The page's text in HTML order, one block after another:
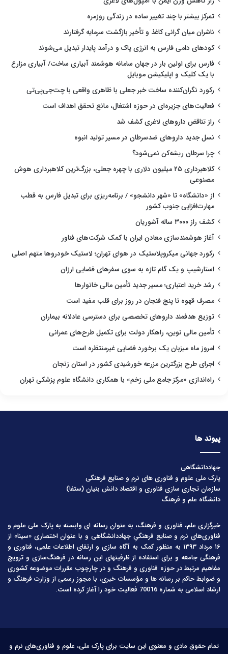
تمرکز بیشتر با چند تغییر ساده در زندگی روزمره
ناشران میان گرانی کاغذ و تأخیر بازگشت سرمایه گرفتارند
کودهای دامی فارس به انرژی پاک و درآمد پایدار تبدیل می‌شوند
فارس برای اولین بار در جهان سامانه هوشمند آبیاری ساخت/ آبیاری مزارع
با یک کلیک و اپلیکیشن موبایل
رکورد نگران‌کننده ساخت خبر جعلی با ظاهری واقعی با چت‌جی‌پی‌تی
فعالیت‌های جزیره‌ای در حوزه اشتغال، مانع تحقق اهداف است
راز تناقض داروهای لاغری کشف شد
نسل جدید داروهای ضدسرطان در مسیر تولید انبوه
چرا سرطان ریشه‌کن نمی‌شود؟
کلاهبرداری ۲۵ میلیون دلاری با چهره جعلی، بزرگ‌ترین کلاهبرداری هوش
مصنوعی
از «دانشگاه» تا «شهر دانشجو» / برنامه‌ریزی برای تبدیل فارس به قطب
مهارت‌افزایی جنوب کشور
کشف راز ۳۰۰۰ ساله آشوریان
آغاز هوشمندسازی معادن ایران با کمک شرکت‌های فناور
رکورد جهانی میکروپلاستیک در هوای تهران؛ لاستیک خودروها متهم اصلی
استارشیپ و یک گام تازه به سوی سفرهای فضایی ارزان
رشد خرید اعتباری؛ مسیر جدید تأمین مالی خانوارها
مصرف قهوه تا پنج فنجان در روز برای قلب مفید است
توزیع هدفمند داروهای تخصصی برای دسترسی عادلانه بیماران
تأمین مالی نوین، راهکار دولت برای تکمیل طرح‌های عمرانی
امروز ماه میزبان یک برخورد فضایی غیرمنتظره است
اجرای طرح بزرگترین مزرعه خورشیدی کشور در استان زنجان
راه‌اندازی «مرکز جامع ملی زخم» با همکاری دانشگاه علوم پزشکی تهران
پیوند ها
جهاددانشگاهی
پارک ملی علوم و فناوری های نرم و صنایع فرهنگی
سازمان تجاری سازی فناوری و اقتصاد دانش بنیان (ستفا)
دانشگاه علم و فرهنگ
خبرگزاری علم، فناوری و فرهنگ، به عنوان رسانه ای وابسته به پارک ملی علوم و
فناوری‌های نرم و صنایع فرهنگیِ جهاددانشگاهی و با عنوان اختصاری «سینا» از
۱۶ مرداد ۱۳۹۳ به منظور کمک به آگاه سازی و ارتقای اطلاعات علمی، فناوری و
فرهنگی جامعه و برای استفاده از ظرفیتهای این رسانه در فرهنگ‌سازی و ترویج
مفاهیم مرتبط در حوزه فناوری و فرهنگ و در چارچوب مقررات موضوعه کشوری
و ضوابط حاکم بر رسانه ها و مؤسسات خبری، با مجوز رسمی از وزارت فرهنگ و
ارشاد اسلامی به شماره 70016 فعالیت خود را آغاز کرده است.
تمام حقوق مادی و معنوی این سایت برای پارک ملی، علوم و فناوری‌های نرم و